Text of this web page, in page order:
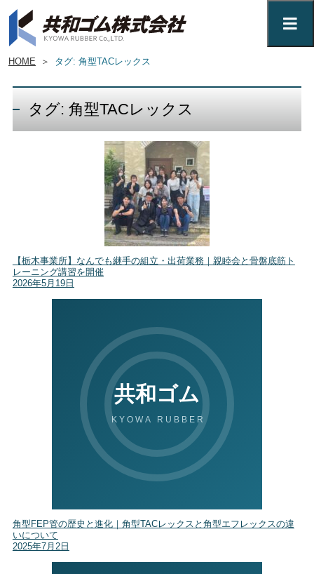
HOME ＞ タグ: 角型TACレックス
タグ: 角型TACレックス
【栃木事業所】なんでも継手の組立・出荷業務｜親睦会と骨盤底筋ト
レーニング講習を開催
2026年5月19日
角型FEP管の歴史と進化｜角型TACレックスと角型エフレックスの違
いについて
2025年7月2日